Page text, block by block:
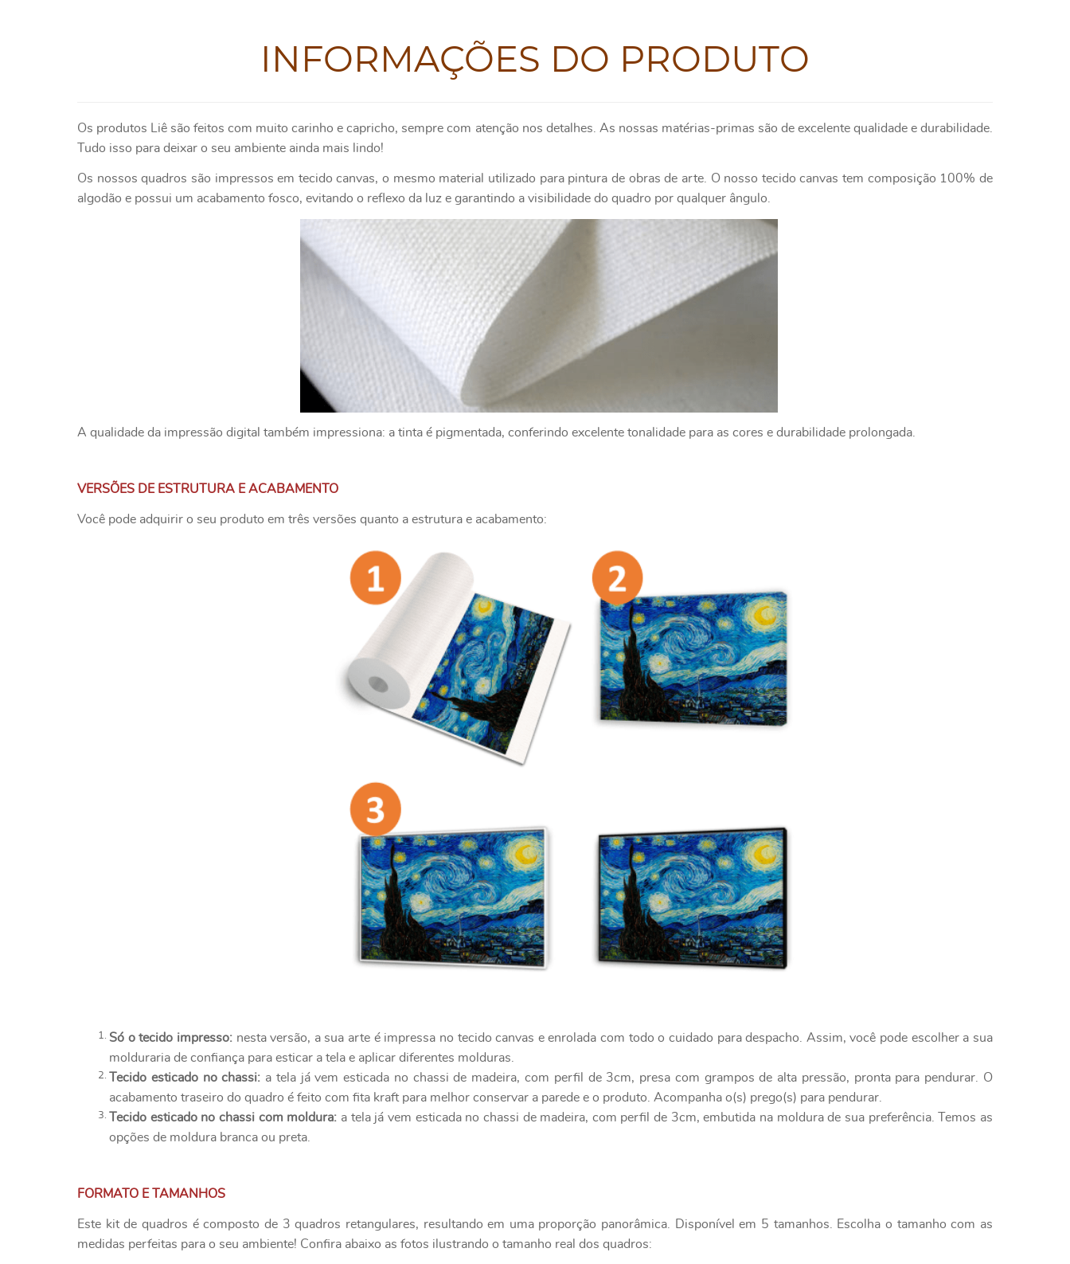
INFORMAÇÕES DO PRODUTO
Os produtos Liê são feitos com muito carinho e capricho, sempre com atenção nos detalhes. As nossas matérias-primas são de excelente qualidade e durabilidade.
Tudo isso para deixar o seu ambiente ainda mais lindo!
Os nossos quadros são impressos em tecido canvas, o mesmo material utilizado para pintura de obras de arte. O nosso tecido canvas tem composição 100% de
algodão e possui um acabamento fosco, evitando o reflexo da luz e garantindo a visibilidade do quadro por qualquer ângulo.
A qualidade da impressão digital também impressiona: a tinta é pigmentada, conferindo excelente tonalidade para as cores e durabilidade prolongada.
VERSÕES DE ESTRUTURA E ACABAMENTO
Você pode adquirir o seu produto em três versões quanto a estrutura e acabamento:
Só o tecido impresso:nesta versão, a sua arte é impressa no tecido canvas e enrolada com todo o cuidado para despacho. Assim, você pode escolher a sua
molduraria de confiança para esticar a tela e aplicar diferentes molduras.
Tecido esticado no chassi: a tela já vem esticada no chassi de madeira, com perfil de 3cm, presa com grampos de alta pressão, pronta para pendurar. O
acabamento traseiro do quadro é feito com fita kraft para melhor conservar a parede e o produto. Acompanha o(s) prego(s) para pendurar.
Tecido esticado no chassi com moldura: a tela já vem esticada no chassi de madeira, com perfil de 3cm, embutida na moldura de sua preferência. Temos as
opções de moldura branca ou preta.
FORMATO E TAMANHOS
Este kit de quadros é composto de 3 quadros retangulares, resultando em uma proporção panorâmica. Disponível em 5 tamanhos. Escolha o tamanho com as
medidas perfeitas para o seu ambiente! Confira abaixo as fotos ilustrando o tamanho real dos quadros: